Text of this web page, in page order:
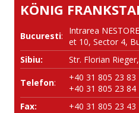
KÖNIG
Bucuresti:
Intrarea
et 10, Sector 4,
Sibiu:
Str. Florian
Telefon:
+40 31 805 23 83
+40 31 805 23 84
Fax:
+40 31 805 23 43